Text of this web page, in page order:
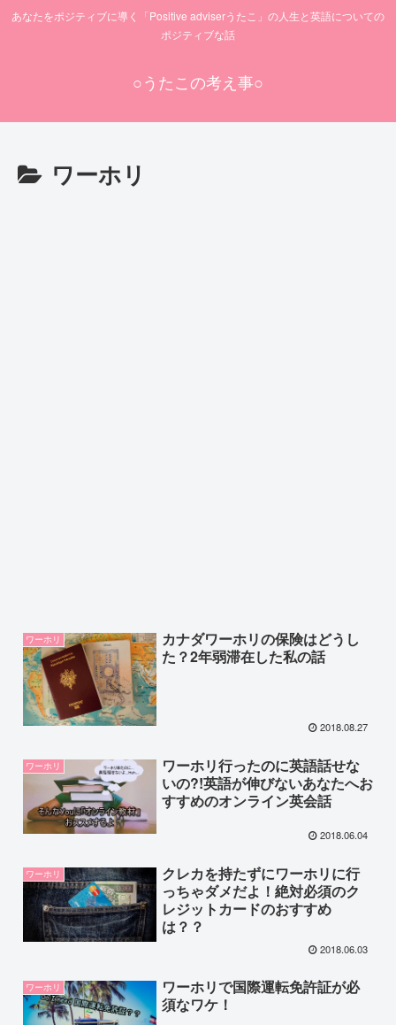
あなたをポジティブに導く「Positive adviserうたこ」の人生と英語についての
ポジティブな話
○うたこの考え事○
ワーホリ
ワーホリ
カナダワーホリの保険はどうし
た？2年弱滞在した私の話
2018.08.27
ワーホリ
ワーホリ行ったのに英語話せな
いの?!英語が伸びないあなたへお
すすめのオンライン英会話
2018.06.04
ワーホリ
クレカを持たずにワーホリに行
っちゃダメだよ！絶対必須のク
レジットカードのおすすめ
は？？
2018.06.03
ワーホリ
ワーホリで国際運転免許証が必
須なワケ！